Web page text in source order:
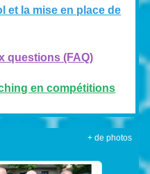
et la mise en place de
questions (FAQ)
en compétitions
+ de photos